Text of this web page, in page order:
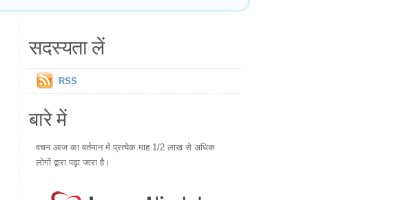
सदस्यता लें
RSS
बारे में
वचन आज का वर्तमान में प्रत्येक माह 1/2 लाख से अधिक
लोगों द्वारा पढ़ा जारा है।